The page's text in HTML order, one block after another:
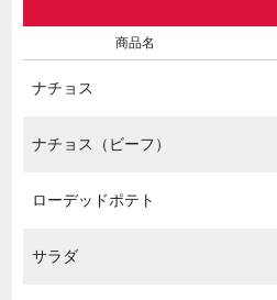
商品名
ナチョス
ナチョス（ビーフ）
ローデッドポテト
サラダ